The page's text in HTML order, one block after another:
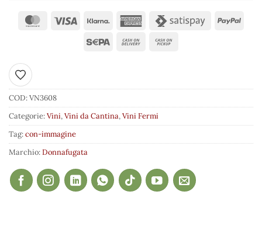
Aggiungi ai preferiti
COD:VN3608
Categorie:Vini,Vini da Cantina,Vini Fermi
Tag:con-immagine
Marchio:Donnafugata